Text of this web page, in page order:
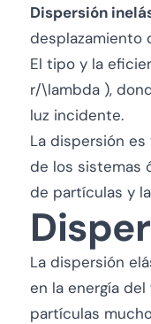
Dispersión
desplazamiento
El tipo y la
r/\lambda ),
luz incidente.
La dispersión
de los sistemas
de partículas y
La dispersión
en la energía
partículas